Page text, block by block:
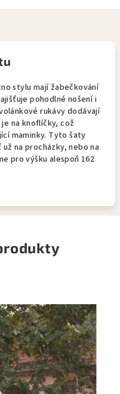
stylu mají žabečkování
pohodlné nošení i
rukávy dodávají
na knoflíčky, což
maminky. Tyto šaty
na procházky, nebo na
pro výšku alespoň 162